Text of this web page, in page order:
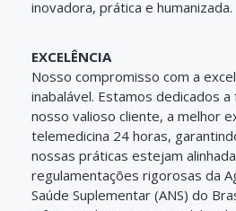
inovadora, prática e humanizada.
EXCELÊNCIA
Nosso compromisso com a
inabalável. Estamos dedicados
nosso valioso cliente, a melhor
telemedicina 24 horas,
nossas práticas estejam
regulamentações rigorosas da
Saúde Suplementar (ANS) do